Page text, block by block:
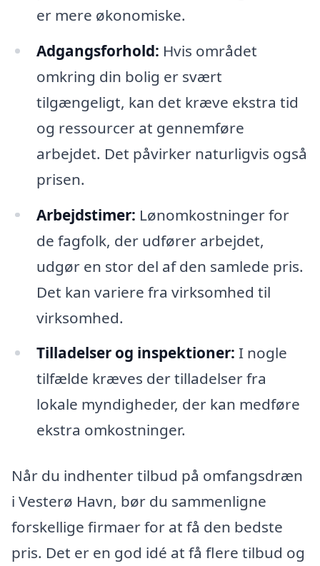
er mere økonomiske.
Adgangsforhold: Hvis området
omkring din bolig er svært
tilgængeligt, kan det kræve ekstra tid
og ressourcer at gennemføre
arbejdet. Det påvirker naturligvis også
prisen.
Arbejdstimer: Lønomkostninger for
de fagfolk, der udfører arbejdet,
udgør en stor del af den samlede pris.
Det kan variere fra virksomhed til
virksomhed.
Tilladelser og inspektioner: I nogle
tilfælde kræves der tilladelser fra
lokale myndigheder, der kan medføre
ekstra omkostninger.
Når du indhenter tilbud på omfangsdræn
i Vesterø Havn, bør du sammenligne
forskellige firmaer for at få den bedste
pris. Det er en god idé at få flere tilbud og